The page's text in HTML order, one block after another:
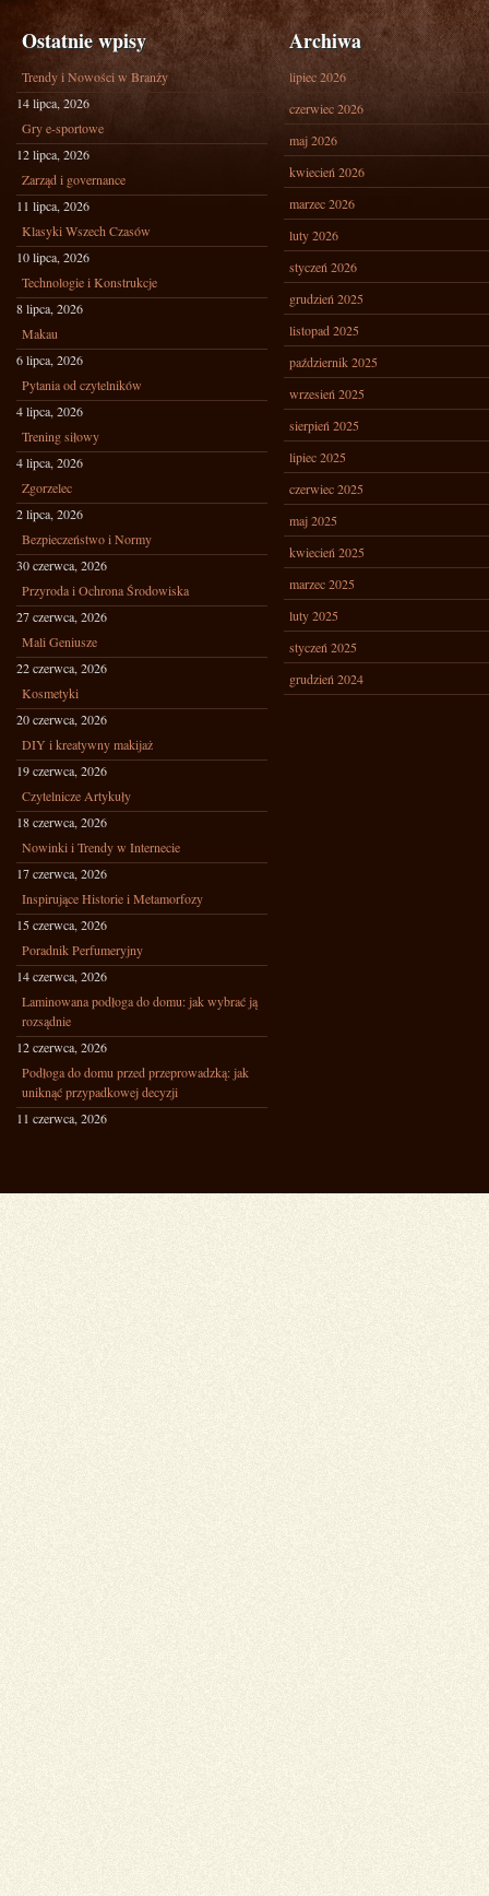
Ostatnie wpisy
Trendy i Nowości w Branży
14 lipca, 2026
Gry e-sportowe
12 lipca, 2026
Zarząd i governance
11 lipca, 2026
Klasyki Wszech Czasów
10 lipca, 2026
Technologie i Konstrukcje
8 lipca, 2026
Makau
6 lipca, 2026
Pytania od czytelników
4 lipca, 2026
Trening siłowy
4 lipca, 2026
Zgorzelec
2 lipca, 2026
Bezpieczeństwo i Normy
30 czerwca, 2026
Przyroda i Ochrona Środowiska
27 czerwca, 2026
Mali Geniusze
22 czerwca, 2026
Kosmetyki
20 czerwca, 2026
DIY i kreatywny makijaż
19 czerwca, 2026
Czytelnicze Artykuły
18 czerwca, 2026
Nowinki i Trendy w Internecie
17 czerwca, 2026
Inspirujące Historie i Metamorfozy
15 czerwca, 2026
Poradnik Perfumeryjny
14 czerwca, 2026
Laminowana podłoga do domu: jak wybrać ją
rozsądnie
12 czerwca, 2026
Podłoga do domu przed przeprowadzką: jak
uniknąć przypadkowej decyzji
11 czerwca, 2026
Archiwa
lipiec 2026
czerwiec 2026
maj 2026
kwiecień 2026
marzec 2026
luty 2026
styczeń 2026
grudzień 2025
listopad 2025
październik 2025
wrzesień 2025
sierpień 2025
lipiec 2025
czerwiec 2025
maj 2025
kwiecień 2025
marzec 2025
luty 2025
styczeń 2025
grudzień 2024